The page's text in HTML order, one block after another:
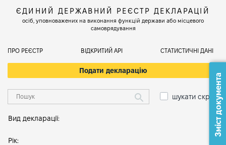
ЄДИНИЙ ДЕРЖАВНИЙ РЕЄСТР ДЕКЛАРАЦІЙ
осіб, уповноважених на виконання функцій держави або місцевого
самоврядування
ПРО РЕЄСТР ВІДКРИТИЙ АРІ СТАТИСТИЧНІ ДАНІ
Подати декларацію
шукати скрізь
Вид декларації:
Рік:
Зміст документа